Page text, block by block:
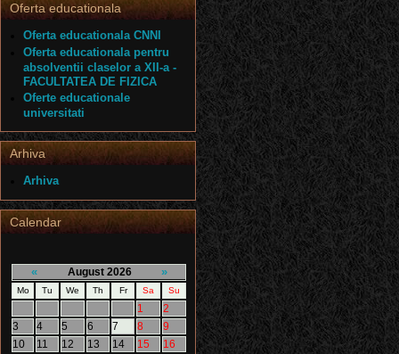
Oferta educationala
Oferta educationala CNNI
Oferta educationala pentru
absolventii claselor a XII-a -
FACULTATEA DE FIZICA
Oferte educationale
universitati
Arhiva
Arhiva
Calendar
« August 2026 »
Mo Tu We Th Fr Sa Su
1
2
3
4 5 6 7 8
9
10
11 12 13 14 15
16